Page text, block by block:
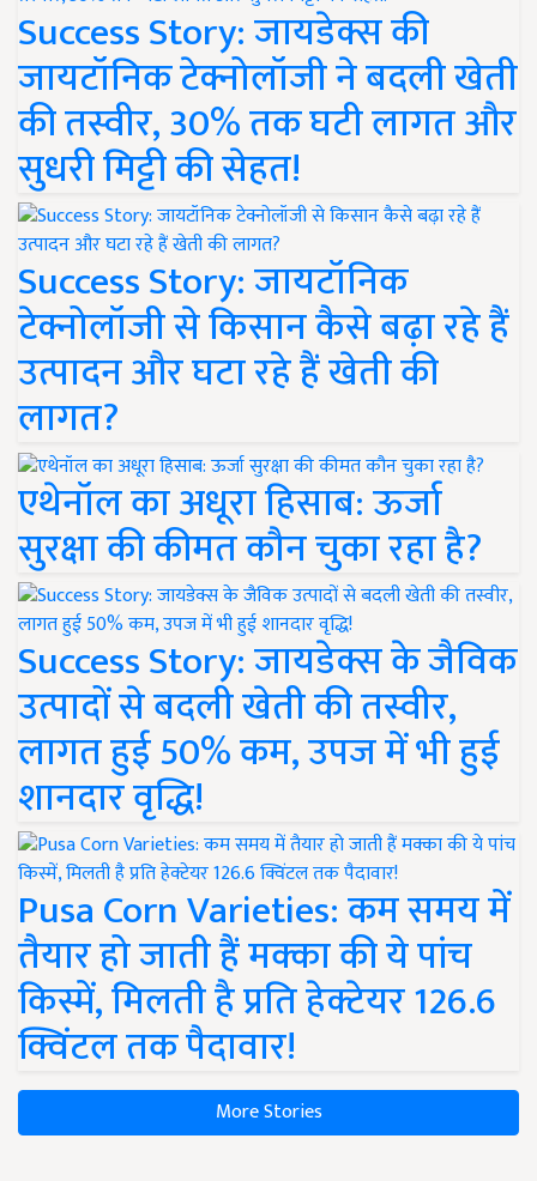
Success Story: जायडेक्स की
जायटॉनिक टेक्नोलॉजी ने बदली खेती
की तस्वीर, 30% तक घटी लागत और
सुधरी मिट्टी की सेहत!
Success Story: जायटॉनिक
टेक्नोलॉजी से किसान कैसे बढ़ा रहे हैं
उत्पादन और घटा रहे हैं खेती की
लागत?
एथेनॉल का अधूरा हिसाब: ऊर्जा
सुरक्षा की कीमत कौन चुका रहा है?
Success Story: जायडेक्स के जैविक
उत्पादों से बदली खेती की तस्वीर,
लागत हुई 50% कम, उपज में भी हुई
शानदार वृद्धि!
Pusa Corn Varieties: कम समय में
तैयार हो जाती हैं मक्का की ये पांच
किस्में, मिलती है प्रति हेक्टेयर 126.6
क्विंटल तक पैदावार!
More Stories